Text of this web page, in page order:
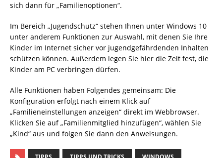
sich dann für „Familienoptionen“.
Im Bereich „Jugendschutz“ stehen Ihnen unter Windows 10
unter anderem Funktionen zur Auswahl, mit denen Sie Ihre
Kinder im Internet sicher vor jugendgefährdenden Inhalten
schützen können. Außerdem legen Sie hier die Zeit fest, die
Kinder am PC verbringen dürfen.
Alle Funktionen haben Folgendes gemeinsam: Die
Konfiguration erfolgt nach einem Klick auf
„Familieneinstellungen anzeigen“ direkt im Webbrowser.
Klicken Sie auf „Familienmitglied hinzufügen“, wählen Sie
„Kind“ aus und folgen Sie dann den Anweisungen.